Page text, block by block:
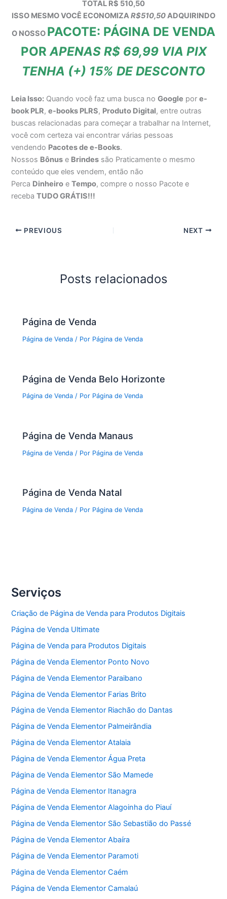
TOTAL R$ 510,50
ISSO MESMO VOCÊ ECONOMIZAR$510,50ADQUIRINDO
O NOSSO PACOTE: PÁGINA DE VENDA
POR APENAS R$ 69,99 VIA PIX
TENHA (+) 15% DE DESCONTO
Leia Isso: Quando você faz uma busca noGoogle pore-
book PLR,e-books PLRS, Produto Digital, entre outras
buscas relacionadas para começar a trabalhar na Internet,
você com certeza vai encontrar várias pessoas
vendendo Pacotes de e-Books.
Nossos Bônus e Brindes são Praticamente o mesmo
conteúdo que eles vendem, então não
Perca Dinheiro eTempo, compre o nosso Pacote e
recebaTUDO GRÁTIS!!!
PREVIOUS NEXT
Posts relacionados
Página de Venda
Página de Venda / Por Página de Venda
Página de Venda Belo Horizonte
Página de Venda / Por Página de Venda
Página de Venda Manaus
Página de Venda / Por Página de Venda
Página de Venda Natal
Página de Venda / Por Página de Venda
Serviços
Criação de Página de Venda para Produtos Digitais
Página de Venda Ultimate
Página de Venda para Produtos Digitais
Página de Venda Elementor Ponto Novo
Página de Venda Elementor Paraibano
Página de Venda Elementor Farias Brito
Página de Venda Elementor Riachão do Dantas
Página de Venda Elementor Palmeirândia
Página de Venda Elementor Atalaia
Página de Venda Elementor Água Preta
Página de Venda Elementor São Mamede
Página de Venda Elementor Itanagra
Página de Venda Elementor Alagoinha do Piauí
Página de Venda Elementor São Sebastião do Passé
Página de Venda Elementor Abaíra
Página de Venda Elementor Paramoti
Página de Venda Elementor Caém
Página de Venda Elementor Camalaú